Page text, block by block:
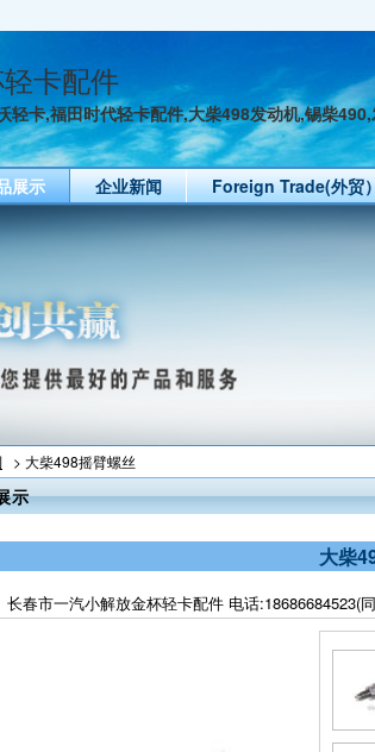
卡配件
轻卡,福田时代轻卡配件,大柴498发动机,锡柴
展示 企业新闻 Foreign Trade(外贸
> 大柴498摇臂螺丝
示
大柴
长春市一汽小解放金杯轻卡配件 电话:18686684523(